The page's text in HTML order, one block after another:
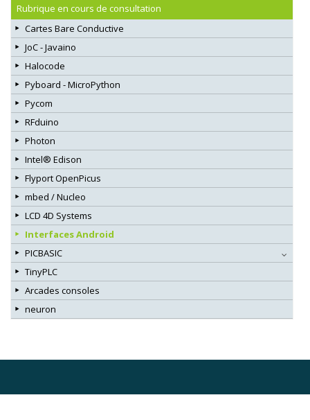
Rubrique en cours de consultation
Cartes Bare Conductive
JoC - Javaino
Halocode
Pyboard - MicroPython
Pycom
RFduino
Photon
Intel® Edison
Flyport OpenPicus
mbed / Nucleo
LCD 4D Systems
Interfaces Android
PICBASIC
TinyPLC
Arcades consoles
neuron